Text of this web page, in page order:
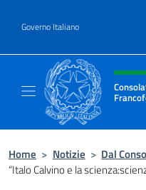
Governo Italiano
Intestazione
Home > Notizie > Dal
“Italo Calvino e la